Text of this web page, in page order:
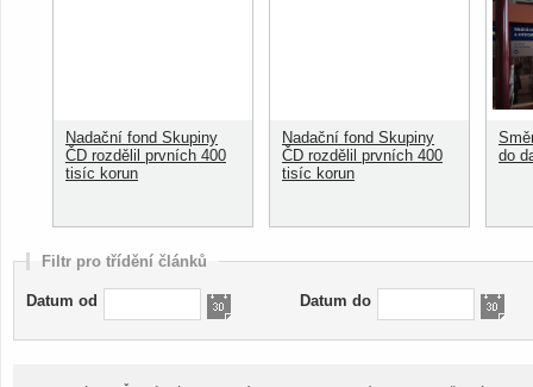
Nadační fond Skupiny
ČD rozdělil prvních 400
tisíc korun
Nadační fond Skupiny
ČD rozdělil prvních 400
tisíc korun
do
Filtr pro třídění článků
Datum od Datum do